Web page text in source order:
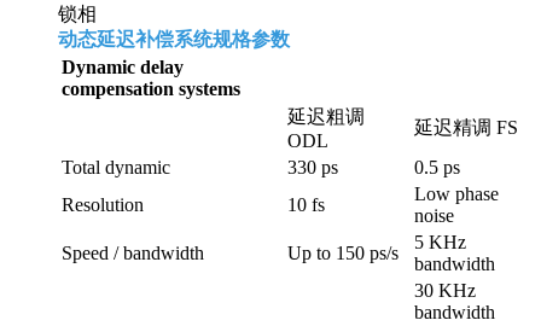
锁相
动态延迟补偿系统规格参数
Dynamic delay
compensation systems
延迟粗调
ODL
延迟精调 FS
Total dynamic
330 ps
0.5 ps
Resolution
10 fs
Low phase
noise
Speed / bandwidth
Up to 150 ps/s
5 KHz
bandwidth
30 KHz
bandwidth